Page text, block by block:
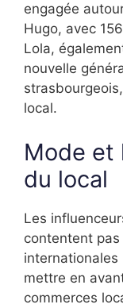
engagée
Hugo, avec
Lola,
nouvelle
local.
Mode et
du local
Les
contentent
mettre en
commerces